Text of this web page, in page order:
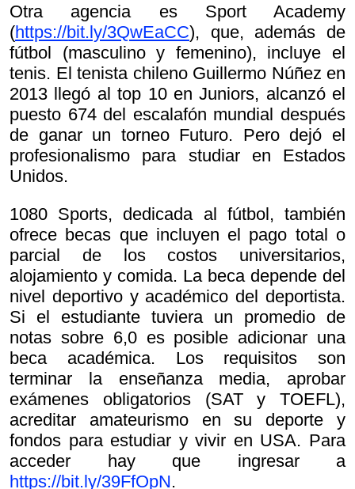
Otra agencia es Sport Academy
(https://bit.ly/3QwEaCC), que, además de
fútbol (masculino y femenino), incluye el
tenis. El tenista chileno Guillermo Núñez en
2013 llegó al top 10 en Juniors, alcanzó el
puesto 674 del escalafón mundial después
de ganar un torneo Futuro. Pero dejó el
profesionalismo para studiar en Estados
Unidos.
1080 Sports, dedicada al fútbol, también
ofrece becas que incluyen el pago total o
parcial de los costos universitarios,
alojamiento y comida. La beca depende del
nivel deportivo y académico del deportista.
Si el estudiante tuviera un promedio de
notas sobre 6,0 es posible adicionar una
beca académica. Los requisitos son
terminar la enseñanza media, aprobar
exámenes obligatorios (SAT y TOEFL),
acreditar amateurismo en su deporte y
fondos para estudiar y vivir en USA. Para
acceder hay que ingresar a
https://bit.ly/39FfOpN.